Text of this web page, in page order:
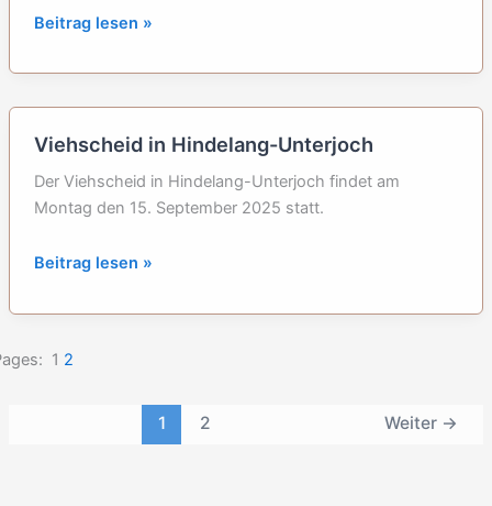
Viehscheid
Haslach
Beitrag lesen »
Viehscheid in Hindelang-Unterjoch
Der Viehscheid in Hindelang-Unterjoch findet am
Montag den 15. September 2025 statt.
Viehscheid
Hindelang-
Beitrag lesen »
1 2
1 2 Weiter →